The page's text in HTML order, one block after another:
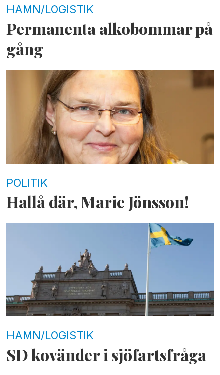
HAMN/LOGISTIK
Permanenta alkobommar på
gång
POLITIK
Hallå där, Marie Jönsson!
HAMN/LOGISTIK
SD kovänder i sjöfartsfråga